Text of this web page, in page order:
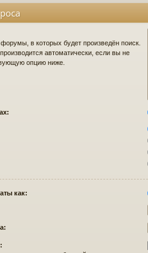
в которых будет произведён поиск.
автоматически, если вы не
опцию ниже.
как: